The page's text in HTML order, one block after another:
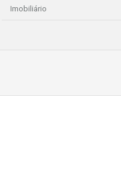
Imobiliário